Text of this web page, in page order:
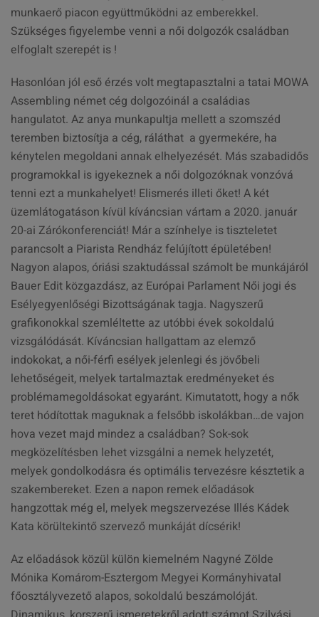
munkaerő piacon együttműködni az emberekkel.
Szükséges figyelembe venni a női dolgozók családban
elfoglalt szerepét is !
Hasonlóan jól eső érzés volt megtapasztalni a tatai MOWA
Assembling német cég dolgozóinál a családias
hangulatot. Az anya munkapultja mellett a szomszéd
teremben biztosítja a cég, ráláthat a gyermekére, ha
kénytelen megoldani annak elhelyezését. Más szabadidős
programokkal is igyekeznek a női dolgozóknak vonzóvá
tenni ezt a munkahelyet! Elismerés illeti őket! A két
üzemlátogatáson kívül kíváncsian vártam a 2020. január
20-ai Zárókonferenciát! Már a színhelye is tiszteletet
parancsolt a Piarista Rendház felújított épületében!
Nagyon alapos, óriási szaktudással számolt be munkájáról
Bauer Edit közgazdász, az Európai Parlament Női jogi és
Esélyegyenlőségi Bizottságának tagja. Nagyszerű
grafikonokkal szemléltette az utóbbi évek sokoldalú
vizsgálódását. Kíváncsian hallgattam az elemző
indokokat, a női-férfi esélyek jelenlegi és jövőbeli
lehetőségeit, melyek tartalmaztak eredményeket és
problémamegoldásokat egyaránt. Kimutatott, hogy a nők
teret hódítottak maguknak a felsőbb iskolákban…de vajon
hova vezet majd mindez a családban? Sok-sok
megközelítésben lehet vizsgálni a nemek helyzetét,
melyek gondolkodásra és optimális tervezésre késztetik a
szakembereket. Ezen a napon remek előadások
hangzottak még el, melyek megszervezése Illés Kádek
Kata körültekintő szervező munkáját dícsérik!
Az előadások közül külön kiemelném Nagyné Zölde
Mónika Komárom-Esztergom Megyei Kormányhivatal
főosztályvezető alapos, sokoldalú beszámolóját.